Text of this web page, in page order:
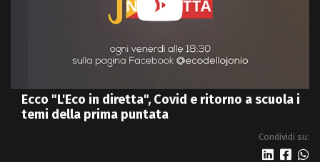
Ecco "L'Eco in diretta", Covid e ritorno a scuola i
temi della prima puntata
Condividi su: